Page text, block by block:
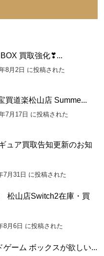
買取強化❣...
8月2日 に投稿された
道楽松山店 Summe...
7月17日 に投稿された
ュア買取告知更新のお知
7月31日 に投稿された
松山店Switch2在庫・買
8月6日 に投稿された
ーム ボックスが欲しい...